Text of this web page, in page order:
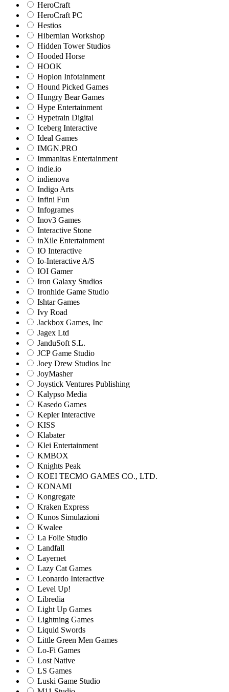
HeroCraft
HeroCraft PC
Hestios
Hibernian Workshop
Hidden Tower Studios
Hooded Horse
HOOK
Hoplon Infotainment
Hound Picked Games
Hungry Bear Games
Hype Entertainment
Hypetrain Digital
Iceberg Interactive
Ideal Games
IMGN.PRO
Immanitas Entertainment
indie.io
indienova
Indigo Arts
Infini Fun
Infogrames
Inov3 Games
Interactive Stone
inXile Entertainment
IO Interactive
Io-Interactive A/S
IOI Gamer
Iron Galaxy Studios
Ironhide Game Studio
Ishtar Games
Ivy Road
Jackbox Games, Inc
Jagex Ltd
JanduSoft S.L.
JCP Game Studio
Joey Drew Studios Inc
JoyMasher
Joystick Ventures Publishing
Kalypso Media
Kasedo Games
Kepler Interactive
KISS
Klabater
Klei Entertainment
KMBOX
Knights Peak
KOEI TECMO GAMES CO., LTD.
KONAMI
Kongregate
Kraken Express
Kunos Simulazioni
Kwalee
La Folie Studio
Landfall
Layernet
Lazy Cat Games
Leonardo Interactive
Level Up!
Libredia
Light Up Games
Lightning Games
Liquid Swords
Little Green Men Games
Lo-Fi Games
Lost Native
LS Games
Luski Game Studio